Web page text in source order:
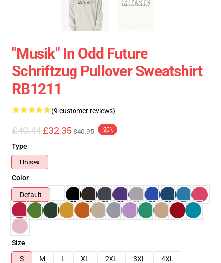
"Musik" In Odd Future
Schriftzug Pullover Sweatshirt
RB1211
(9 customer reviews)
£40.44 £32.35 $40.95 -20%
Type
Unisex
Color
Default
Size
S
M L XL 2XL 3XL
4XL